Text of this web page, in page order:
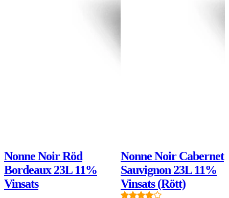
Nonne Noir Röd
Bordeaux 23L 11%
Vinsats
Nonne Noir Cabernet
Sauvignon 23L 11%
Vinsats (Rött)